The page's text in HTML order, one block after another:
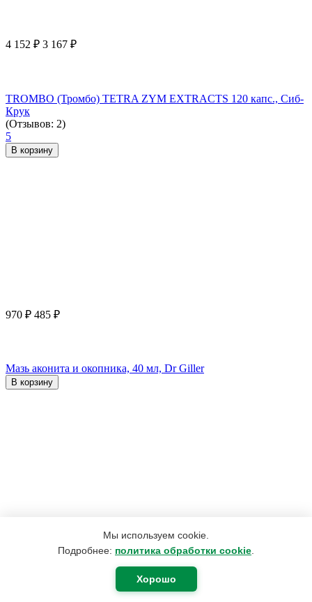
Мы используем cookie.
Подробнее: политика обработки cookie
Хорошо
4 152 ₽ 3 167 ₽
TROMBO (Тромбо) TETRA ZYM EXTRACTS 120 капс., Сиб-
Крук
(Отзывов: 2)
5
В корзину
970 ₽ 485 ₽
Мазь аконита и окопника, 40 мл, Dr Giller
В корзину